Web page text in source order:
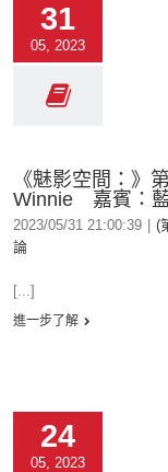
31
05, 2023
《魅影空間：》
Winnie 嘉賓：
2023/05/31 21:00:39 (
論
[...]
進一步了解
24
05, 2023